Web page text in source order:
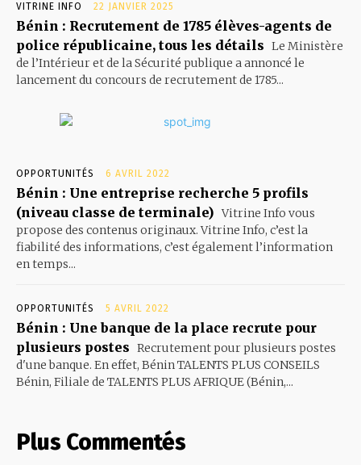
VITRINE INFO 22 JANVIER 2025
Bénin : Recrutement de 1785 élèves-agents de
police républicaine, tous les détails Le Ministère
de l’Intérieur et de la Sécurité publique a annoncé le
lancement du concours de recrutement de 1785...
OPPORTUNITÉS 6 AVRIL 2022
Bénin : Une entreprise recherche 5 profils
(niveau classe de terminale) Vitrine Info vous
propose des contenus originaux. Vitrine Info, c’est la
fiabilité des informations, c’est également l’information
en temps...
OPPORTUNITÉS 5 AVRIL 2022
Bénin : Une banque de la place recrute pour
plusieurs postes Recrutement pour plusieurs postes
d'une banque. En effet, Bénin TALENTS PLUS CONSEILS
Bénin, Filiale de TALENTS PLUS AFRIQUE (Bénin,...
Plus Commentés